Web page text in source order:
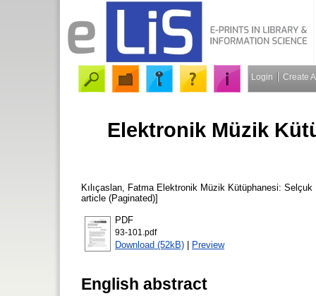
Login Create
Elektronik Müzik
Kılıçaslan, Fatma Elektronik Müzik Kütüphanesi:
article (Paginated)]
PDF
93-101.pdf
Download (52kB) | Preview
English abstract